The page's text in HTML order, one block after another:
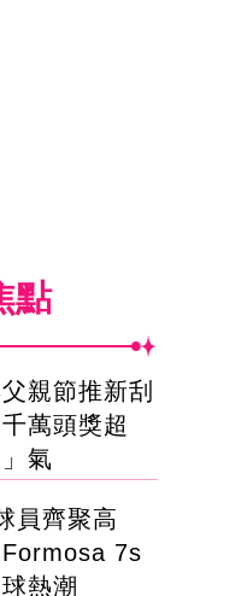
點
親節推新刮
萬頭獎超
」氣
員齊聚高
7s
熱潮